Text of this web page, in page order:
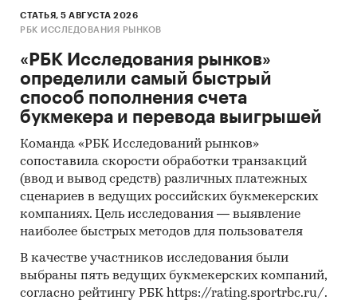
СТАТЬЯ, 5 АВГУСТА 2026
РБК ИССЛЕДОВАНИЯ РЫНКОВ
«РБК Исследования рынков»
определили самый быстрый
способ пополнения счета
букмекера и перевода выигрышей
Команда «РБК Исследований рынков»
сопоставила скорости обработки транзакций
(ввод и вывод средств) различных платежных
сценариев в ведущих российских букмекерских
компаниях. Цель исследования — выявление
наиболее быстрых методов для пользователя
В качестве участников исследования были
выбраны пять ведущих букмекерских компаний,
согласно рейтингу РБК https://rating.sportrbc.ru/.